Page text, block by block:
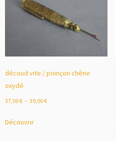
découd vite / poinçon chêne
oxydé
37,00€ – 39,00€
Découvrir